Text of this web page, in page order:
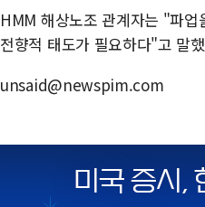
HMM 해상노조 관계자는 "파
전향적 태도가 필요하다"고 말
unsaid@newspim.com